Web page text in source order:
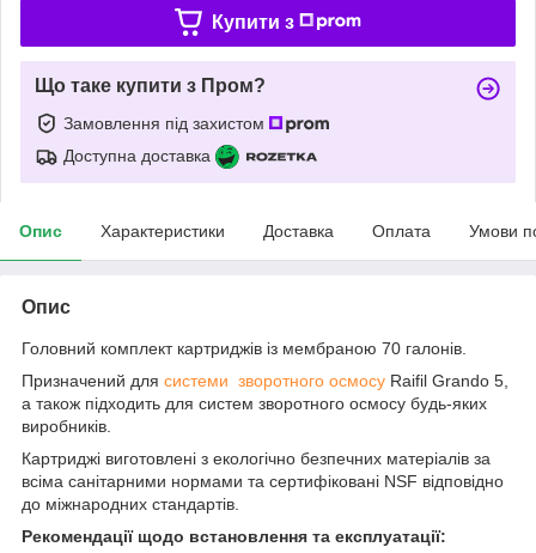
Купити з
Що таке купити з Пром?
Замовлення під захистом
Доступна доставка
Опис Характеристики Доставка Оплата Умови
Опис
Головний комплект картриджів із мембраною 70 галонів.
Призначений для системи зворотного осмосу Raifil Grando 5,
а також підходить для систем зворотного осмосу будь-яких
виробників.
Картриджі виготовлені з екологічно безпечних матеріалів за
всіма санітарними нормами та сертифіковані NSF відповідно
до міжнародних стандартів.
Рекомендації щодо встановлення та експлуатації: